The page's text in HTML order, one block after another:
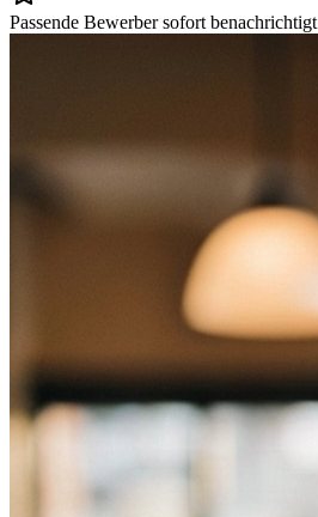
Passende Bewerber sofort benachrichtigt